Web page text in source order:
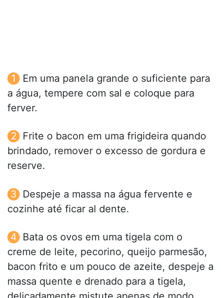
Em uma panela grande o suficiente para
a água, tempere com sal e coloque para
ferver.
Frite o bacon em uma frigideira quando
brindado, remover o excesso de gordura e
reserve.
Despeje a massa na água fervente e
cozinhe até ficar al dente.
Bata os ovos em uma tigela com o
creme de leite, pecorino, queijo parmesão,
bacon frito e um pouco de azeite, despeje a
massa quente e drenado para a tigela,